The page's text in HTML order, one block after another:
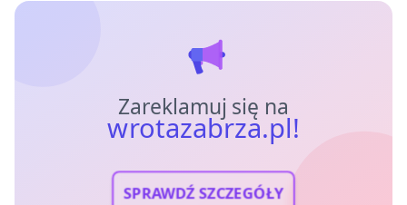
Zareklamuj się na
wrotazabrza.pl!
SPRAWDŹ SZCZEGÓŁY